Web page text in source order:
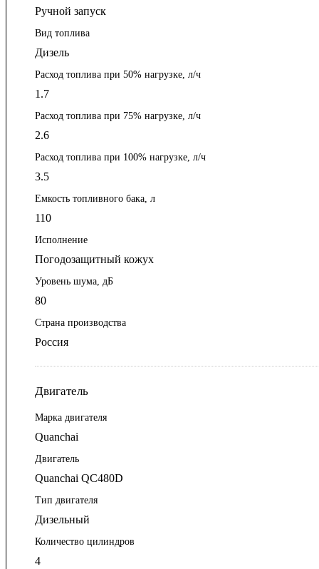
Ручной запуск
Вид топлива
Дизель
Расход топлива при 50% нагрузке, л/ч
1.7
Расход топлива при 75% нагрузке, л/ч
2.6
Расход топлива при 100% нагрузке, л/ч
3.5
Емкость топливного бака, л
110
Исполнение
Погодозащитный кожух
Уровень шума, дБ
80
Страна производства
Россия
Двигатель
Марка двигателя
Quanchai
Двигатель
Quanchai QC480D
Тип двигателя
Дизельный
Количество цилиндров
4